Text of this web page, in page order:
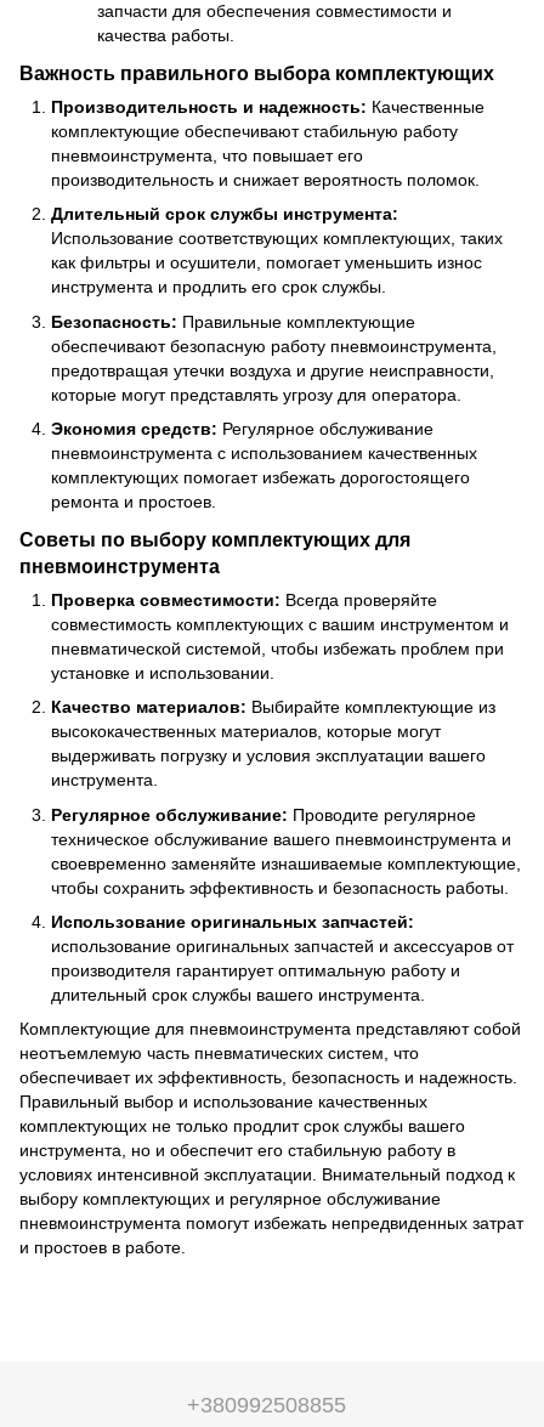
запчасти для обеспечения совместимости и
качества работы.
Важность правильного выбора комплектующих
Производительность и надежность: Качественные
комплектующие обеспечивают стабильную работу
пневмоинструмента, что повышает его
производительность и снижает вероятность поломок.
Длительный срок службы инструмента:
Использование соответствующих комплектующих, таких
как фильтры и осушители, помогает уменьшить износ
инструмента и продлить его срок службы.
Безопасность: Правильные комплектующие
обеспечивают безопасную работу пневмоинструмента,
предотвращая утечки воздуха и другие неисправности,
которые могут представлять угрозу для оператора.
Экономия средств: Регулярное обслуживание
пневмоинструмента с использованием качественных
комплектующих помогает избежать дорогостоящего
ремонта и простоев.
Советы по выбору комплектующих для
пневмоинструмента
Проверка совместимости: Всегда проверяйте
совместимость комплектующих с вашим инструментом и
пневматической системой, чтобы избежать проблем при
установке и использовании.
Качество материалов: Выбирайте комплектующие из
высококачественных материалов, которые могут
выдерживать погрузку и условия эксплуатации вашего
инструмента.
Регулярное обслуживание: Проводите регулярное
техническое обслуживание вашего пневмоинструмента и
своевременно заменяйте изнашиваемые комплектующие,
чтобы сохранить эффективность и безопасность работы.
Использование оригинальных запчастей:
использование оригинальных запчастей и аксессуаров от
производителя гарантирует оптимальную работу и
длительный срок службы вашего инструмента.
Комплектующие для пневмоинструмента представляют собой
неотъемлемую часть пневматических систем, что
обеспечивает их эффективность, безопасность и надежность.
Правильный выбор и использование качественных
комплектующих не только продлит срок службы вашего
инструмента, но и обеспечит его стабильную работу в
условиях интенсивной эксплуатации. Внимательный подход к
выбору комплектующих и регулярное обслуживание
пневмоинструмента помогут избежать непредвиденных затрат
и простоев в работе.
+380992508855